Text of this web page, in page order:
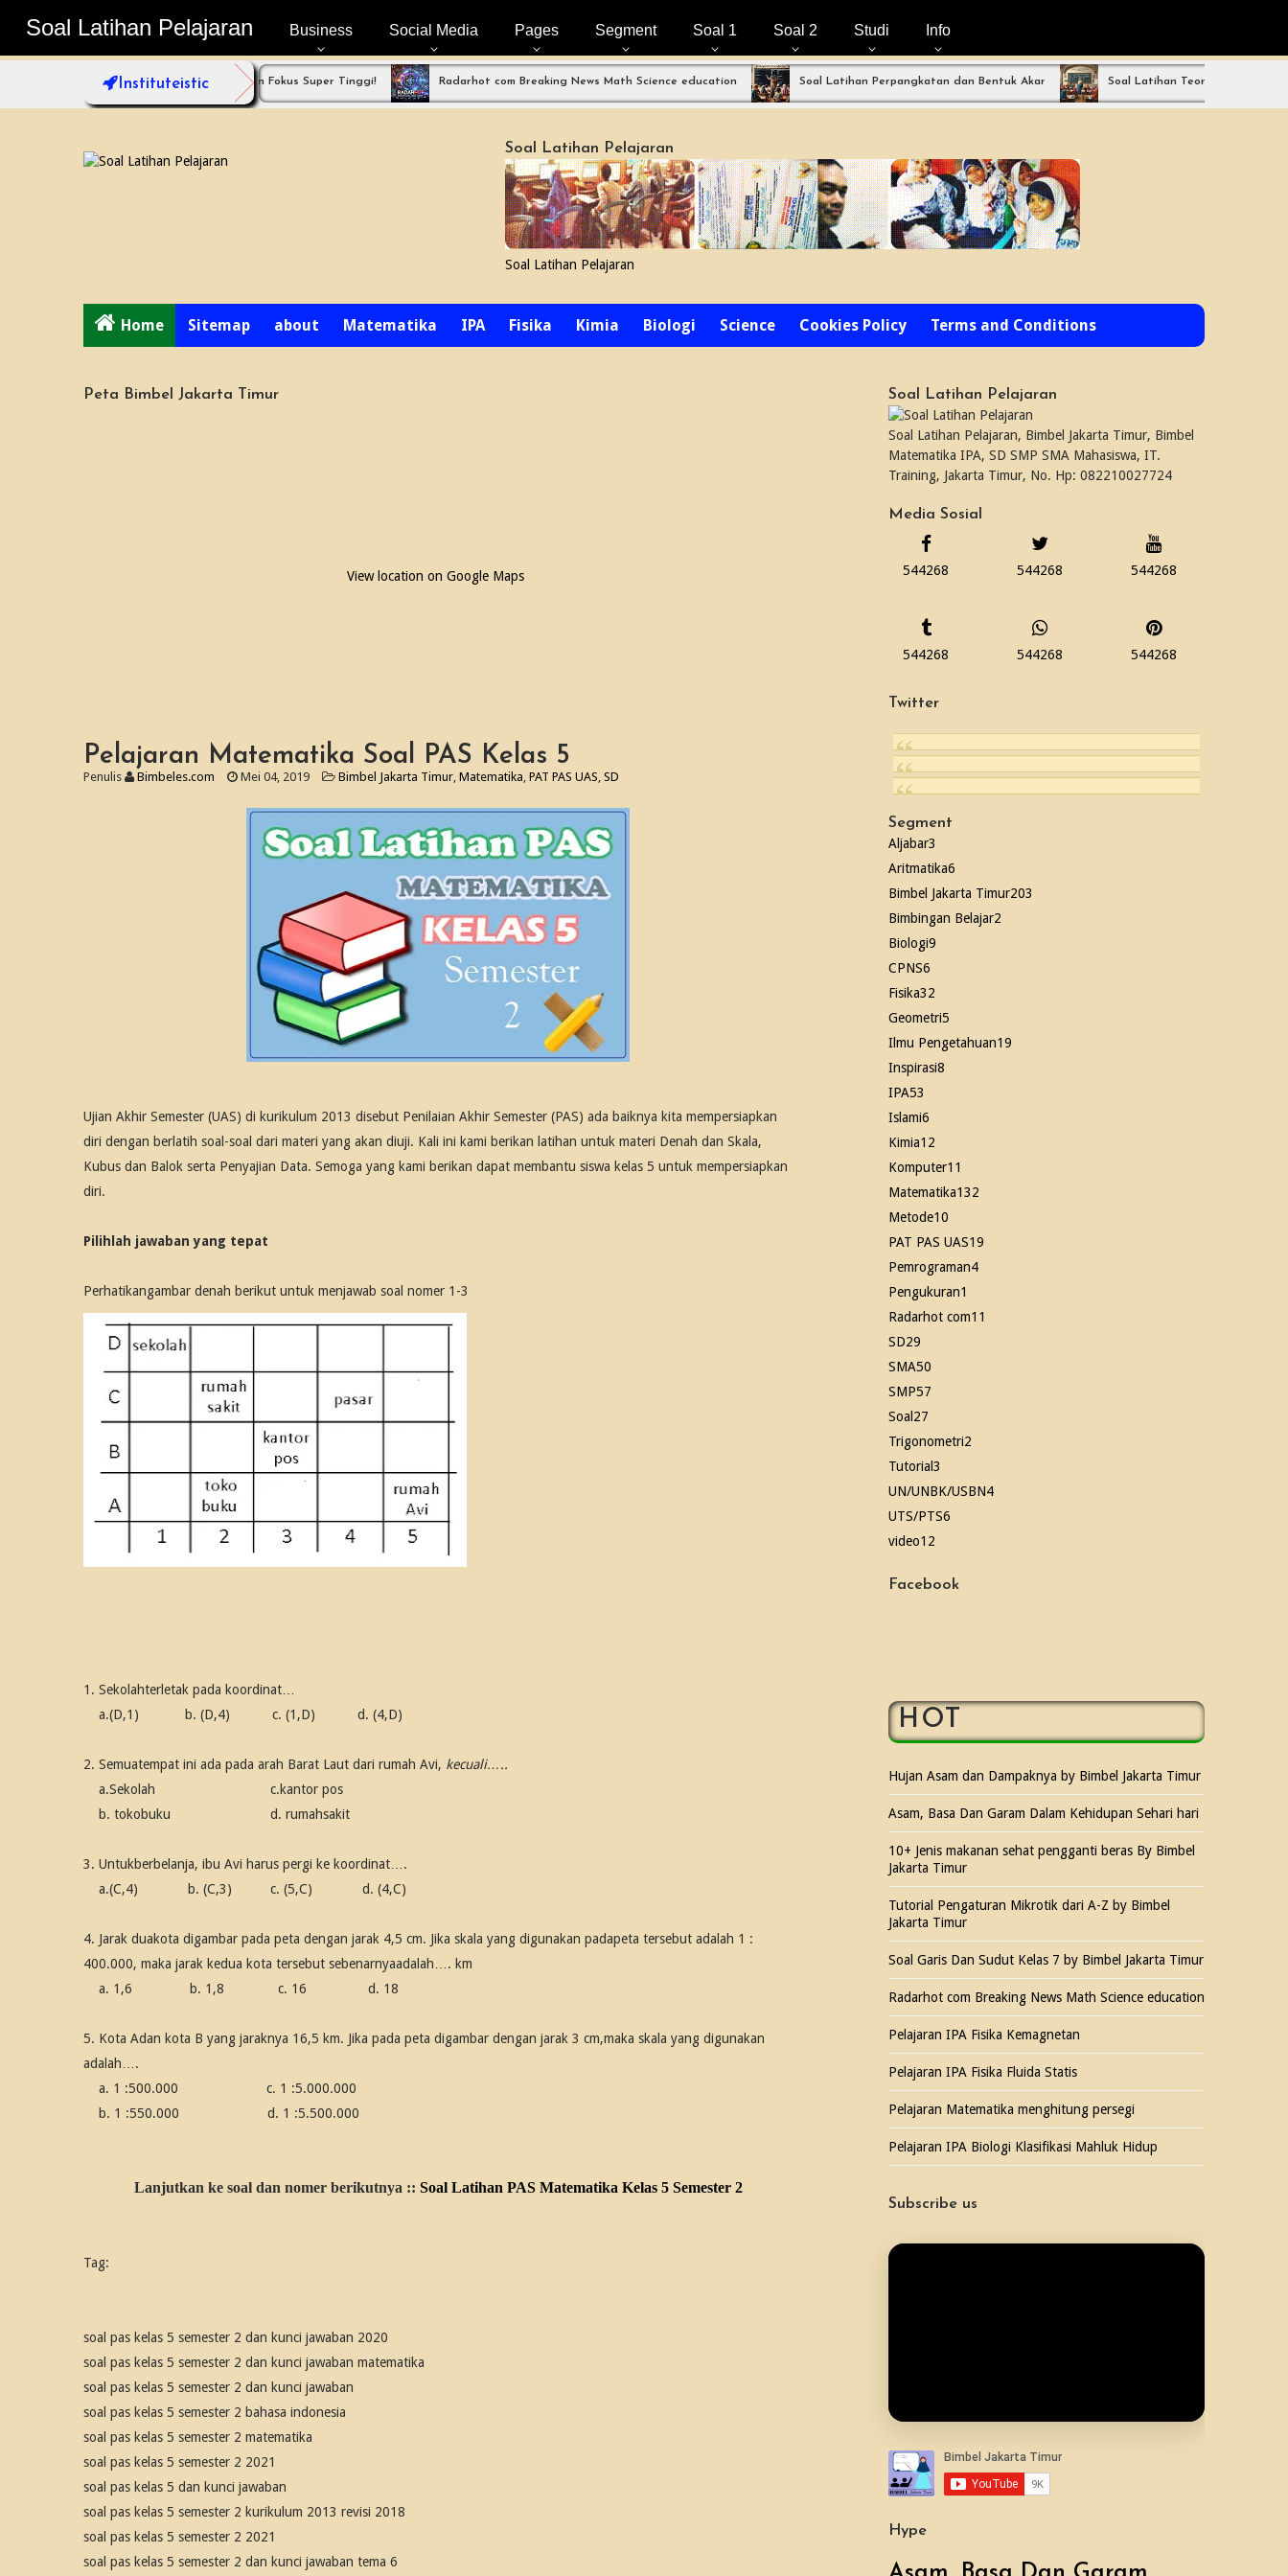
Soal Latihan Pelajaran Business Social Media Pages Segment Soal 1 Soal 2 Studi Info
Instituteistic
Coba Bimbel Jakarta Timur dengan Fokus Super Tinggi! Radarhot com Breaking News Math Science education Soal Latihan Perpangkatan dan Bentuk Akar Soal Latihan Teorema Phytagoras by
Soal Latihan Pelajaran
Soal Latihan Pelajaran
Home Sitemap about Matematika IPA Fisika Kimia Biologi Science Cookies Policy Terms and Conditions
Peta Bimbel Jakarta Timur
View location on Google Maps
Pelajaran Matematika Soal PAS Kelas 5
Penulis Bimbeles.com Mei 04, 2019 Bimbel Jakarta Timur, Matematika, PAT PAS UAS, SD
Ujian Akhir Semester (UAS) di kurikulum 2013 disebut Penilaian Akhir Semester (PAS) ada baiknya kita mempersiapkan
diri dengan berlatih soal-soal dari materi yang akan diuji. Kali ini kami berikan latihan untuk materi Denah dan Skala,
Kubus dan Balok serta Penyajian Data. Semoga yang kami berikan dapat membantu siswa kelas 5 untuk mempersiapkan
diri.
Pilihlah jawaban yang tepat
Perhatikangambar denah berikut untuk menjawab soal nomer 1-3
1. Sekolahterletak pada koordinat…
a.(D,1)
b. (D,4) c. (1,D) d. (4,D)
2. Semuatempat ini ada pada arah Barat Laut dari rumah Avi, kecuali…..
a.Sekolah
c.kantor pos
b. tokobuku
d. rumahsakit
3. Untukberbelanja, ibu Avi harus pergi ke koordinat….
a.(C,4)
b. (C,3) c. (5,C) d. (4,C)
4. Jarak duakota digambar pada peta dengan jarak 4,5 cm. Jika skala yang digunakan padapeta tersebut adalah 1 :
400.000, maka jarak kedua kota tersebut sebenarnyaadalah…. km
a. 1,6
b. 1,8 c. 16 d. 18
5. Kota Adan kota B yang jaraknya 16,5 km. Jika pada peta digambar dengan jarak 3 cm,maka skala yang digunakan
adalah….
a. 1 :500.000
c. 1 :5.000.000
b. 1 :550.000
d. 1 :5.500.000
Lanjutkan ke soal dan nomer berikutnya :: Soal Latihan PAS Matematika Kelas 5 Semester 2
Tag:
soal pas kelas 5 semester 2 dan kunci jawaban 2020
soal pas kelas 5 semester 2 dan kunci jawaban matematika
soal pas kelas 5 semester 2 dan kunci jawaban
soal pas kelas 5 semester 2 bahasa indonesia
soal pas kelas 5 semester 2 matematika
soal pas kelas 5 semester 2 2021
soal pas kelas 5 dan kunci jawaban
soal pas kelas 5 semester 2 kurikulum 2013 revisi 2018
soal pas kelas 5 semester 2 2021
soal pas kelas 5 semester 2 dan kunci jawaban tema 6
Soal Latihan Pelajaran
Soal Latihan Pelajaran, Bimbel Jakarta Timur, Bimbel
Matematika IPA, SD SMP SMA Mahasiswa, IT.
Training, Jakarta Timur, No. Hp: 082210027724
Media Sosial
544268 544268 544268
544268 544268 544268
Twitter
Segment
Aljabar3
Aritmatika6
Bimbel Jakarta Timur203
Bimbingan Belajar2
Biologi9
CPNS6
Fisika32
Geometri5
Ilmu Pengetahuan19
Inspirasi8
IPA53
Islami6
Kimia12
Komputer11
Matematika132
Metode10
PAT PAS UAS19
Pemrograman4
Pengukuran1
Radarhot com11
SD29
SMA50
SMP57
Soal 27
Trigonometri2
Tutorial 3
UN/UNBK/USBN4
UTS/PTS6
video12
Facebook
HOT
Hujan Asam dan Dampaknya by Bimbel Jakarta Timur
Asam, Basa Dan Garam Dalam Kehidupan Sehari hari
10+ Jenis makanan sehat pengganti beras By Bimbel
Jakarta Timur
Tutorial Pengaturan Mikrotik dari A-Z by Bimbel
Jakarta Timur
Soal Garis Dan Sudut Kelas 7 by Bimbel Jakarta Timur
Radarhot com Breaking News Math Science education
Pelajaran IPA Fisika Kemagnetan
Pelajaran IPA Fisika Fluida Statis
Pelajaran Matematika menghitung persegi
Pelajaran IPA Biologi Klasifikasi Mahluk Hidup
Subscribe us
Hype